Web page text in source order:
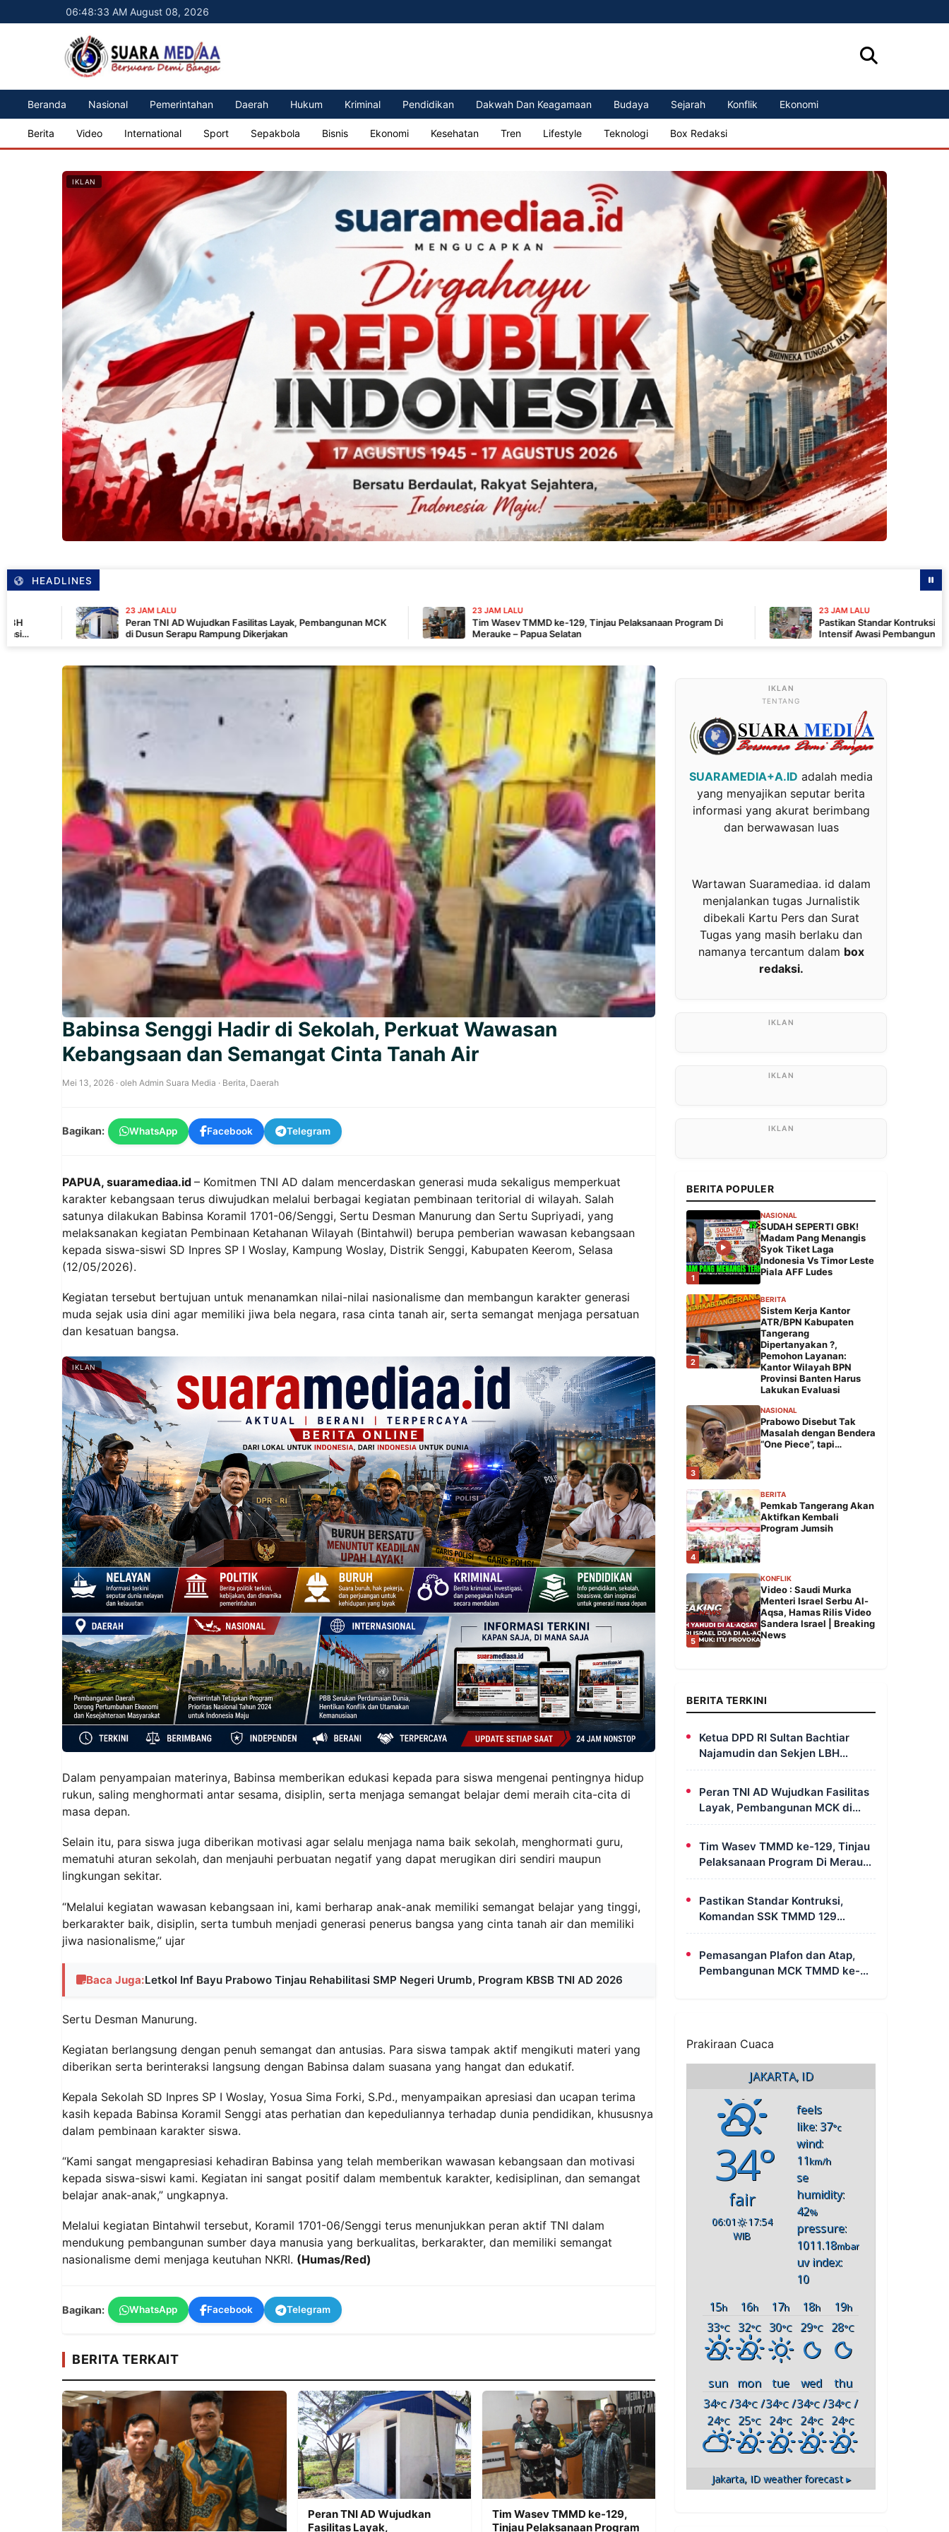
06:48:35 AM August 08, 2026
Beranda Nasional Pemerintahan Daerah Hukum Kriminal Pendidikan Dakwah Dan Keagamaan Budaya Sejarah Konflik Ekonomi
Berita Video International Sport Sepakbola Bisnis Ekonomi Kesehatan Tren Lifestyle Teknologi Box Redaksi
IKLAN
HEADLINES
23 JAM LALU
Peran TNI AD Wujudkan Fasilitas Layak, Pembangunan MCK
di Dusun Serapu Rampung Dikerjakan
23 JAM LALU
Tim Wasev TMMD ke-129, Tinjau Pelaksanaan Program Di
Merauke – Papua Selatan
23 JAM LALU
Pastikan Standar Kontruksi, Komandan SSK TMMD
Intensif Awasi Pembangunan MCK di Wanam
Babinsa Senggi Hadir di Sekolah, Perkuat Wawasan
Kebangsaan dan Semangat Cinta Tanah Air
Mei 13, 2026 · oleh Admin Suara Media · Berita Daerah
Bagikan: WhatsApp Facebook Telegram
PAPUA, suaramediaa.id – Komitmen TNI AD dalam mencerdaskan generasi muda sekaligus memperkuat
karakter kebangsaan terus diwujudkan melalui berbagai kegiatan pembinaan teritorial di wilayah. Salah
satunya dilakukan Babinsa Koramil 1701-06/Senggi, Sertu Desman Manurung dan Sertu Supriyadi, yang
melaksanakan kegiatan Pembinaan Ketahanan Wilayah (Bintahwil) berupa pemberian wawasan kebangsaan
kepada siswa-siswi SD Inpres SP I Woslay, Kampung Woslay, Distrik Senggi, Kabupaten Keerom, Selasa
(12/05/2026).
Kegiatan tersebut bertujuan untuk menanamkan nilai-nilai nasionalisme dan membangun karakter generasi
muda sejak usia dini agar memiliki jiwa bela negara, rasa cinta tanah air, serta semangat menjaga persatuan
dan kesatuan bangsa.
IKLAN
Dalam penyampaian materinya, Babinsa memberikan edukasi kepada para siswa mengenai pentingnya hidup
rukun, saling menghormati antar sesama, disiplin, serta menjaga semangat belajar demi meraih cita-cita di
masa depan.
Selain itu, para siswa juga diberikan motivasi agar selalu menjaga nama baik sekolah, menghormati guru,
mematuhi aturan sekolah, dan menjauhi perbuatan negatif yang dapat merugikan diri sendiri maupun
lingkungan sekitar.
“Melalui kegiatan wawasan kebangsaan ini, kami berharap anak-anak memiliki semangat belajar yang tinggi,
berkarakter baik, disiplin, serta tumbuh menjadi generasi penerus bangsa yang cinta tanah air dan memiliki
jiwa nasionalisme,” ujar
Baca Juga:Letkol Inf Bayu Prabowo Tinjau Rehabilitasi SMP Negeri Urumb, Program KBSB TNI AD 2026
Sertu Desman Manurung.
Kegiatan berlangsung dengan penuh semangat dan antusias. Para siswa tampak aktif mengikuti materi yang
diberikan serta berinteraksi langsung dengan Babinsa dalam suasana yang hangat dan edukatif.
Kepala Sekolah SD Inpres SP I Woslay, Yosua Sima Forki, S.Pd., menyampaikan apresiasi dan ucapan terima
kasih kepada Babinsa Koramil Senggi atas perhatian dan kepeduliannya terhadap dunia pendidikan, khususnya
dalam pembinaan karakter siswa.
“Kami sangat mengapresiasi kehadiran Babinsa yang telah memberikan wawasan kebangsaan dan motivasi
kepada siswa-siswi kami. Kegiatan ini sangat positif dalam membentuk karakter, kedisiplinan, dan semangat
belajar anak-anak,” ungkapnya.
Melalui kegiatan Bintahwil tersebut, Koramil 1701-06/Senggi terus menunjukkan peran aktif TNI dalam
mendukung pembangunan sumber daya manusia yang berkualitas, berkarakter, dan memiliki semangat
nasionalisme demi menjaga keutuhan NKRI. (Humas/Red)
Bagikan: WhatsApp Facebook Telegram
BERITA TERKAIT
Peran TNI AD Wujudkan
Fasilitas Layak,
Tim Wasev TMMD ke-129,
Tinjau Pelaksanaan Program
TENTANG
SUARAMEDIA+A.ID adalah media
yang menyajikan seputar berita
informasi yang akurat berimbang
dan berwawasan luas
Wartawan Suaramediaa. id dalam
menjalankan tugas Jurnalistik
dibekali Kartu Pers dan Surat
Tugas yang masih berlaku dan
namanya tercantum dalam box
redaksi.
BERITA POPULER
1
NASIONAL
SUDAH SEPERTI GBK!
Madam Pang Menangis
Syok Tiket Laga
Indonesia Vs Timor Leste
Piala AFF Ludes
2
BERITA
Sistem Kerja Kantor
ATR/BPN Kabupaten
Tangerang
Dipertanyakan ?,
Pemohon Layanan:
Kantor Wilayah BPN
Provinsi Banten Harus
Lakukan Evaluasi
3
NASIONAL
Prabowo Disebut Tak
Masalah dengan Bendera
“One Piece”, tapi…
4
BERITA
Pemkab Tangerang Akan
Aktifkan Kembali
Program Jumsih
5
KONFLIK
Video : Saudi Murka
Menteri Israel Serbu Al-
Aqsa, Hamas Rilis Video
Sandera Israel | Breaking
News
BERITA TERKINI
Ketua DPD RI Sultan Bachtiar
Najamudin dan Sekjen LBH
FERADI Yoshua Rivaldo Bahas
Geopolitik dan Supremasi Hukum
Peran TNI AD Wujudkan Fasilitas
Layak, Pembangunan MCK di
Dusun Serapu Rampung
Dikerjakan
Tim Wasev TMMD ke-129, Tinjau
Pelaksanaan Program Di Merauke
– Papua Selatan
Pastikan Standar Kontruksi,
Komandan SSK TMMD 129
Intensif Awasi Pembangunan
Pemasangan Plafon dan Atap,
Pembangunan MCK TMMD ke-
Prakiraan Cuaca
JAKARTA, ID
34°
fair
06:01
17:54
WIB
feels
like: 37°c
wind:
11km/h
se
humidity:
42%
pressure:
1011.18mbar
uv index:
10
15h 16h 17h 18h 19h
33°C 32°C 30°C 29°C 28°C
sun mon tue wed
thu
34°C/
24°C
34°C/
25°C
34°C/
24°C
34°C/
24°C
34°C /
24°C
Jakarta, IDweather forecast ▸